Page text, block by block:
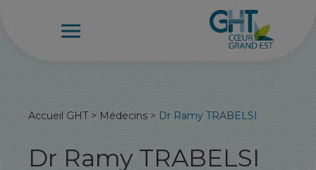
Accueil GHT> Médecins > Dr Ramy TRABELSI
Dr Ramy TRABELSI